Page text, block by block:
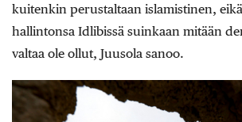
kuitenkin perustaltaan islamistinen,
hallintonsa Idlibissä suinkaan mitään
valtaa ole ollut, Juusola sanoo.